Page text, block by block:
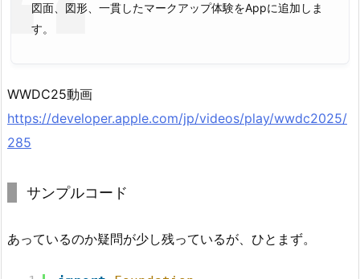
図面、図形、一貫したマークアップ体験をAppに追加しま
す。
WWDC25動画
https://developer.apple.com/jp/videos/play/wwdc2025/
285
サンプルコード
あっているのか疑問が少し残っているが、ひとまず。